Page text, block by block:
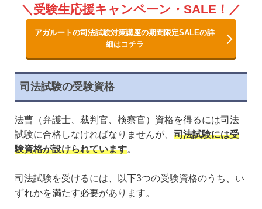
受験生応援キャンペーン・SALE！
アガルートの司法試験対策講座の期間限定SALEの詳
細はコチラ
司法試験の受験資格
法曹（弁護士、裁判官、検察官）資格を得るには司法
試験に合格しなければなりませんが、 司法試験には受
験資格が設けられています。
司法試験を受けるには、以下3つの受験資格のうち、い
ずれかを満たす必要があります。